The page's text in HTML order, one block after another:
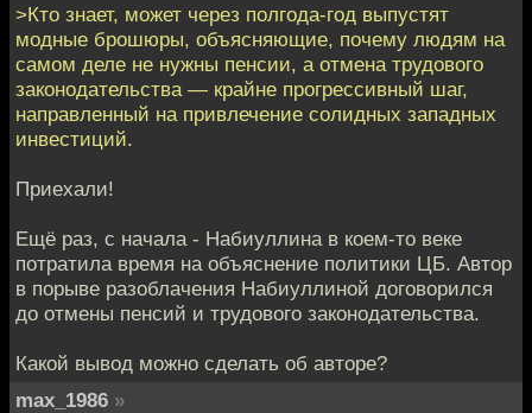
>Кто знает, может через полгода-год выпустят
модные брошюры, объясняющие, почему людям на
самом деле не нужны пенсии, а отмена трудового
законодательства — крайне прогрессивный шаг,
направленный на привлечение солидных западных
инвестиций.
Приехали!
Ещё раз, с начала - Набиуллина в коем-то веке
потратила время на объяснение политики ЦБ. Автор
в порыве разоблачения Набиуллиной договорился
до отмены пенсий и трудового законодательства.
Какой вывод можно сделать об авторе?
max_1986 »